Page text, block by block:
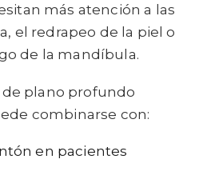
más atención a las
el redrapeo de la piel o
de la mandíbula.
plano profundo
combinarse con:
en pacientes